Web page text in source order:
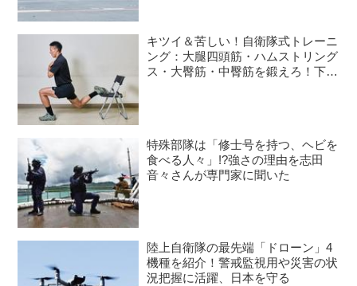
キツイ＆苦しい！自衛隊式トレーニ
ング：大腿四頭筋・ハムストリング
ス・大臀筋・中臀筋を鍛えろ！下半
特殊部隊は「修士号を持つ、ヘビを
食べる人々」!?強さの理由を志田
音々さんが専門家に聞いた
陸上自衛隊の最先端「ドローン」4
機種を紹介！警戒監視用や災害の状
況把握に活躍、日本を守る